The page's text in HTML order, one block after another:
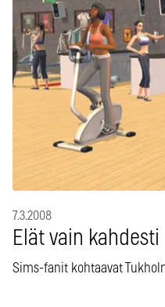
7.3.2008
Elät vain kahdesti
Sims-fanit kohtaavat